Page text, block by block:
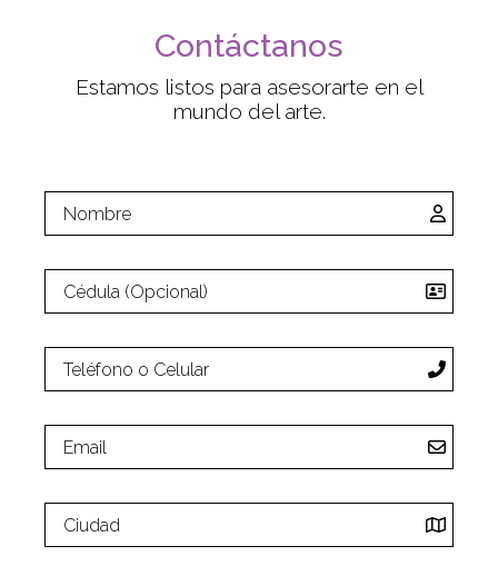
Contáctanos
Estamos listos para asesorarte en el
mundo del arte.